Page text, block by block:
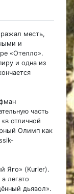
месть,
и
«Отелло».
и одна из
часть
отличной
Олимп как
Яго» (Kurier).
легато
дьявол».